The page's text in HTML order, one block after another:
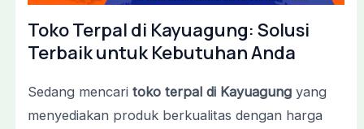
Toko Terpal di Kayuagung: Solusi
Terbaik untuk Kebutuhan Anda
Sedang mencari toko terpal di Kayuagungyang
menyediakan produk berkualitas dengan harga